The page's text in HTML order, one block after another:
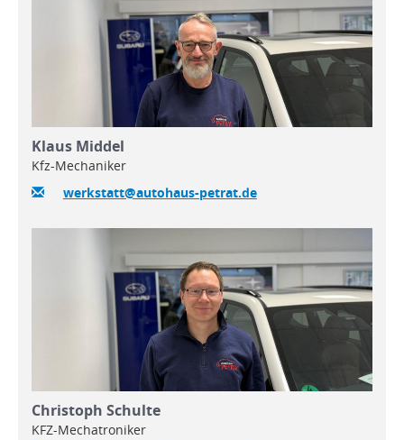
Klaus Middel
Kfz-Mechaniker
werkstatt@autohaus-petrat.de
Christoph Schulte
KFZ-Mechatroniker